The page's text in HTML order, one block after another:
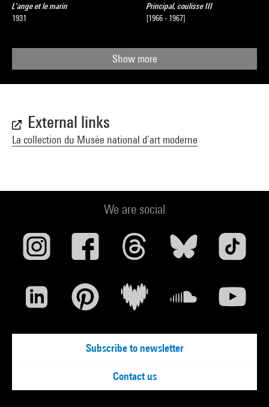
L'ange et le marin
1931
Principal, coulisse III
[1966 - 1967]
Show more
External links
La collection du Musée national d’art moderne
We are social
Subscribe to newsletter
Contact us